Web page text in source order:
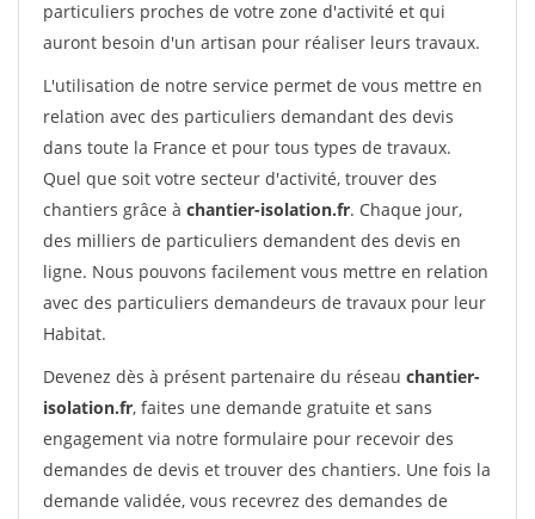
particuliers proches de votre zone d'activité et qui
auront besoin d'un artisan pour réaliser leurs travaux.
L'utilisation de notre service permet de vous mettre en
relation avec des particuliers demandant des devis
dans toute la France et pour tous types de travaux.
Quel que soit votre secteur d'activité, trouver des
chantiers grâce à chantier-isolation.fr. Chaque jour,
des milliers de particuliers demandent des devis en
ligne. Nous pouvons facilement vous mettre en relation
avec des particuliers demandeurs de travaux pour leur
Habitat.
Devenez dès à présent partenaire du réseau chantier-
isolation.fr, faites une demande gratuite et sans
engagement via notre formulaire pour recevoir des
demandes de devis et trouver des chantiers. Une fois la
demande validée, vous recevrez des demandes de